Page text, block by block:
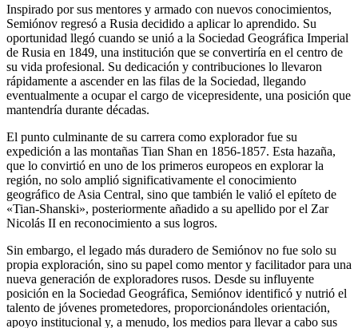
Inspirado por sus mentores y armado con nuevos conocimientos,
Semiónov regresó a Rusia decidido a aplicar lo aprendido. Su
oportunidad llegó cuando se unió a la Sociedad Geográfica Imperial
de Rusia en 1849, una institución que se convertiría en el centro de
su vida profesional. Su dedicación y contribuciones lo llevaron
rápidamente a ascender en las filas de la Sociedad, llegando
eventualmente a ocupar el cargo de vicepresidente, una posición que
mantendría durante décadas.
El punto culminante de su carrera como explorador fue su
expedición a las montañas Tian Shan en 1856-1857. Esta hazaña,
que lo convirtió en uno de los primeros europeos en explorar la
región, no solo amplió significativamente el conocimiento
geográfico de Asia Central, sino que también le valió el epíteto de
«Tian-Shanski», posteriormente añadido a su apellido por el Zar
Nicolás II en reconocimiento a sus logros.
Sin embargo, el legado más duradero de Semiónov no fue solo su
propia exploración, sino su papel como mentor y facilitador para una
nueva generación de exploradores rusos. Desde su influyente
posición en la Sociedad Geográfica, Semiónov identificó y nutrió el
talento de jóvenes prometedores, proporcionándoles orientación,
apoyo institucional y, a menudo, los medios para llevar a cabo sus